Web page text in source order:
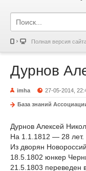
Полная версия
Дурнов
imha 27-05-2014,
База знаний
Дурнов Алексей
На 1.1.1812 — 28 лет.
Из дворян
18.5.1802 юнкер
21.5.1803 переведен